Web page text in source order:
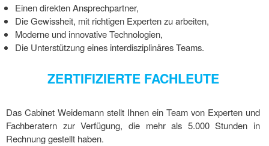
Einen direkten Ansprechpartner,
Die Gewissheit, mit richtigen Experten zu arbeiten,
Moderne und innovative Technologien,
Die Unterstützung eines interdisziplinäres Teams.
ZERTIFIZIERTE FACHLEUTE
Das Cabinet Weidemann stellt Ihnen ein Team von Experten und
Fachberatern zur Verfügung, die mehr als 5.000 Stunden in
Rechnung gestellt haben.